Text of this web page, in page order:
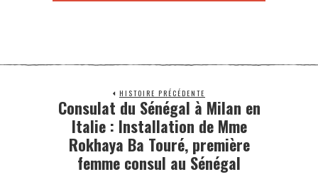
HISTOIRE PRÉCÉDENTE
Consulat du Sénégal à Milan en
Italie : Installation de Mme
Rokhaya Ba Touré, première
femme consul au Sénégal